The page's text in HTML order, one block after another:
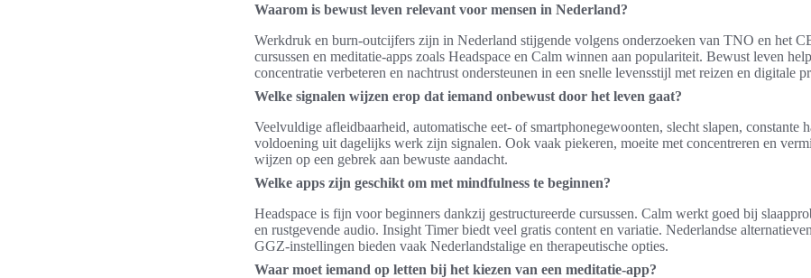
Waarom is bewust leven relevant voor mensen in Nederland?
Werkdruk en burn-outcijfers zijn in Nederland stijgende volgens onderzoeken van TNO en het
cursussen en meditatie-apps zoals Headspace en Calm winnen aan populariteit. Bewust leven
concentratie verbeteren en nachtrust ondersteunen in een snelle levensstijl met reizen en digitale
Welke signalen wijzen erop dat iemand onbewust door het leven gaat?
Veelvuldige afleidbaarheid, automatische eet- of smartphonegewoonten, slecht slapen, constante
voldoening uit dagelijks werk zijn signalen. Ook vaak piekeren, moeite met concentreren en
wijzen op een gebrek aan bewuste aandacht.
Welke apps zijn geschikt om met mindfulness te beginnen?
Headspace is fijn voor beginners dankzij gestructureerde cursussen. Calm werkt goed bij
en rustgevende audio. Insight Timer biedt veel gratis content en variatie. Nederlandse
GGZ-instellingen bieden vaak Nederlandstalige en therapeutische opties.
Waar moet iemand op letten bij het kiezen van een meditatie-app?